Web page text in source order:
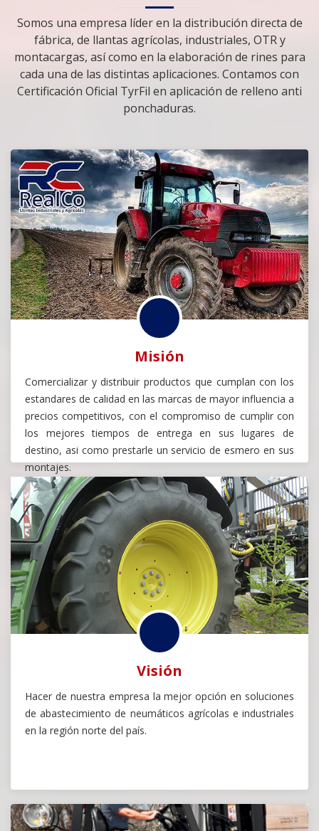
Somos una empresa líder en la distribución directa de
fábrica, de llantas agrícolas, industriales, OTR y
montacargas, así como en la elaboración de rines para
cada una de las distintas aplicaciones. Contamos con
Certificación Oficial TyrFil en aplicación de relleno anti
ponchaduras.
Misión
Comercializar y distribuir productos que cumplan con los
estandares de calidad en las marcas de mayor influencia a
precios competitivos, con el compromiso de cumplir con
los mejores tiempos de entrega en sus lugares de
destino, asi como prestarle un servicio de esmero en sus
montajes.
Visión
Hacer de nuestra empresa la mejor opción en soluciones
de abastecimiento de neumáticos agrícolas e industriales
en la región norte del país.